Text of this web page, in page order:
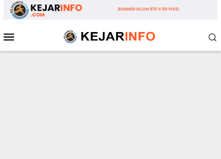
Loncat
Mobile